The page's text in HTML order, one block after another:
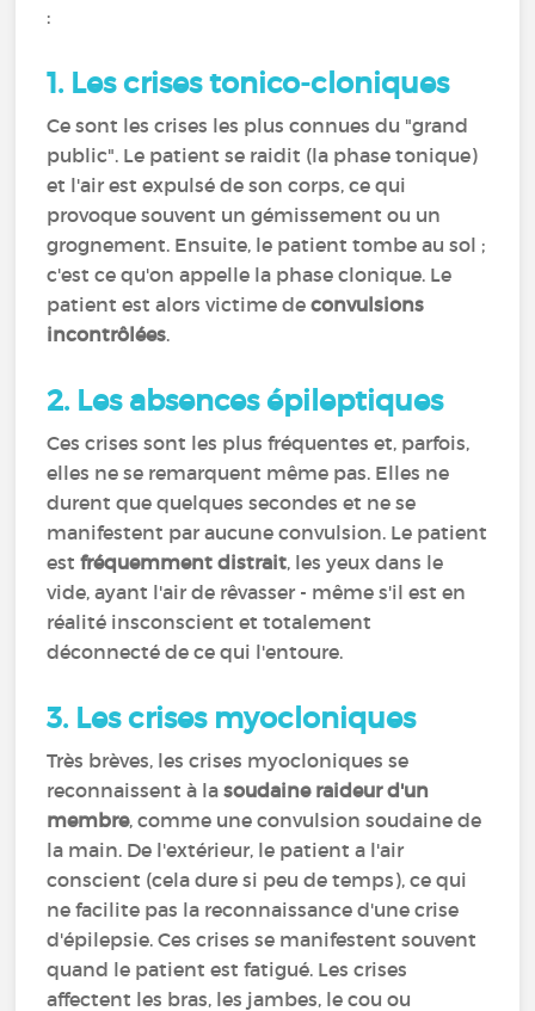
:
1. Les crises tonico-cloniques
Ce sont les crises les plus connues du "grand
public". Le patient se raidit (la phase tonique)
et l'air est expulsé de son corps, ce qui
provoque souvent un gémissement ou un
grognement. Ensuite, le patient tombe au sol ;
c'est ce qu'on appelle la phase clonique. Le
patient est alors victime deconvulsions
incontrôlées.
2. Les absences épileptiques
Ces crises sont les plus fréquentes et, parfois,
elles ne se remarquent même pas. Elles ne
durent que quelques secondes et ne se
manifestent par aucune convulsion. Le patient
estfréquemment distrait, les yeux dans le
vide, ayant l'air de rêvasser - même s'il est en
réalité insconscient et totalement
déconnecté de ce qui l'entoure.
3. Les crises myocloniques
Très brèves, les crises myocloniques se
reconnaissent à lasoudaine raideur d'un
membre, comme une convulsion soudaine de
la main. De l'extérieur, le patient a l'air
conscient (cela dure si peu de temps), ce qui
ne facilite pas la reconnaissance d'une crise
d'épilepsie. Ces crises se manifestent souvent
quand le patient est fatigué. Les crises
affectent les bras, les jambes, le cou ou